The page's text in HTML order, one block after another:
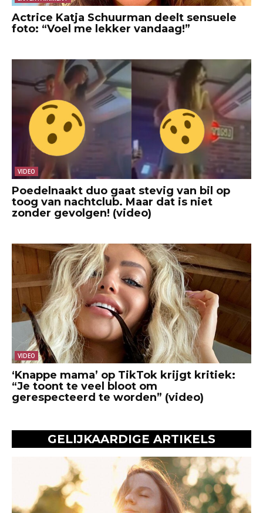
Actrice Katja Schuurman deelt sensuele
foto: “Voel me lekker vandaag!”
VIDEO
Poedelnaakt duo gaat stevig van bil op
toog van nachtclub. Maar dat is niet
zonder gevolgen! (video)
VIDEO
‘Knappe mama’ op TikTok krijgt kritiek:
“Je toont te veel bloot om
gerespecteerd te worden” (video)
GELIJKAARDIGE ARTIKELS